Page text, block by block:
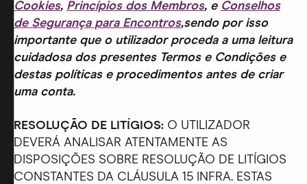
Cookies, Princípios dos Membros, e Conselhos
de Segurança para Encontros,sendo por isso
importante que o utilizador proceda a uma leitura
cuidadosa dos presentes Termos e Condições e
destas políticas e procedimentos antes de criar
uma conta.
RESOLUÇÃO DE LITÍGIOS: O UTILIZADOR
DEVERÁ ANALISAR ATENTAMENTE AS
DISPOSIÇÕES SOBRE RESOLUÇÃO DE LITÍGIOS
CONSTANTES DA CLÁUSULA 15 INFRA. ESTAS